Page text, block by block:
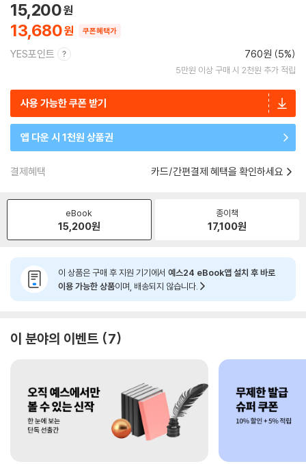
13,680
15,200
쿠폰혜택가
YES포인트 760원 (5%)
5만원 이상 구매 시 2천원 추가 적립
사용 가능한 쿠폰 받기
앱 다운 시 1천원 상품권
결제혜택 카드/간편결제 혜택을 확인하세요
eBook
15,200원
종이책
17,100원
이 상품은 구매 후 지원 기기에서 예스24 eBook앱 설치 후 바로
이용 가능한 상품이며, 배송되지 않습니다.
이 분야의 이벤트 7